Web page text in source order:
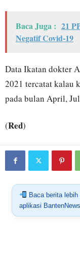
Baca Juga : 21
Negatif Covid-19
Data Ikatan dokter
2021 tercatat kalau
pada bulan April,
(Red)
Baca berita
aplikasi